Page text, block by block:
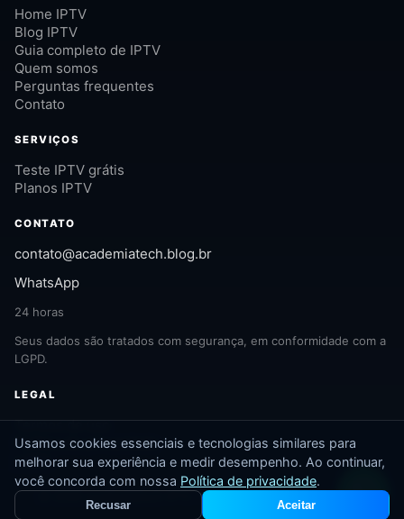
Home IPTV
Blog IPTV
Guia completo de IPTV
Quem somos
Perguntas frequentes
Contato
SERVIÇOS
Teste IPTV grátis
Planos IPTV
CONTATO
contato@academiatech.blog.br
WhatsApp
24 horas
Seus dados são tratados com segurança, em conformidade com a
LGPD.
LEGAL
Termos de uso
Política de privacidade
LGPD
© 2026 academiatech IPTV. Todos os direitos reservados.
Usamos cookies essenciais e tecnologias similares para
melhorar sua experiência e medir desempenho. Ao continuar,
você concorda com nossa Política de privacidade.
Recusar Aceitar